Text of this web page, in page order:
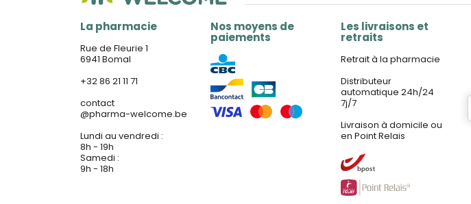
La pharmacie
Rue de Fleurie 1
6941 Bomal
+32 86 21 11 71
contact
@pharma-welcome.be
Lundi au vendredi :
8h - 19h
Samedi :
9h - 18h
Nos moyens de
paiements
Les livraisons et
retraits
Retrait à la pharmacie
Distributeur
automatique 24h/24
7j/7
Livraison à domicile ou
en Point Relais